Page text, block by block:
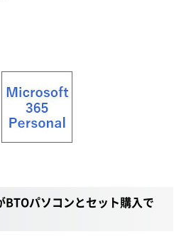
BTOパソコンとセット購入で